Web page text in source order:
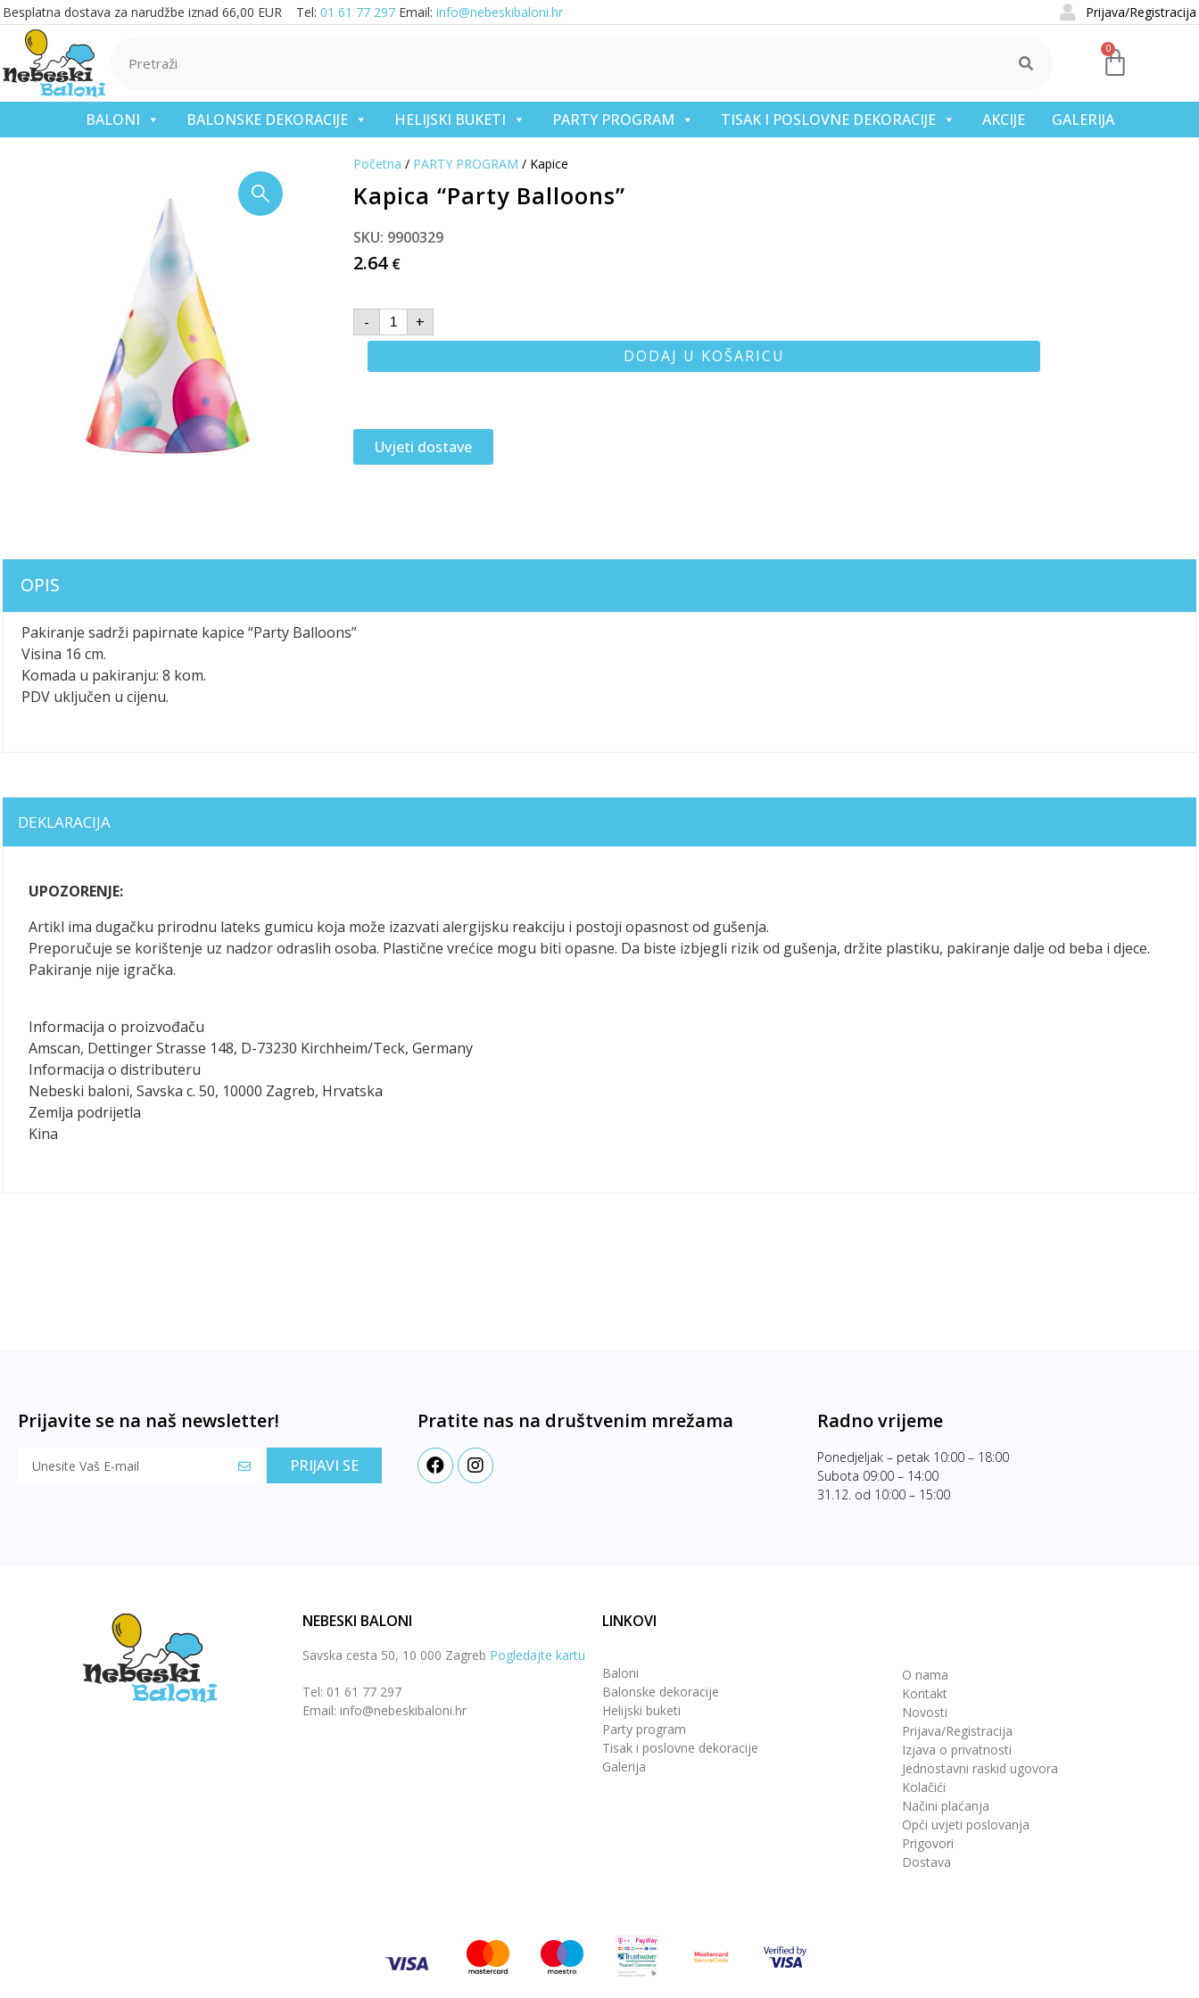
Besplatna dostava za narudžbe iznad 66,00 EUR Tel: 01 61 77 297 Email: info@nebeskibaloni.hr Prijava/Registracija
0
BALONI BALONSKE DEKORACIJE HELIJSKI BUKETI PARTY PROGRAM TISAK I POSLOVNE DEKORACIJE AKCIJE GALERIJA
Početna / PARTY PROGRAM / Kapice
Kapica “Party Balloons”
SKU: 9900329
2.64 €
-
+
DODAJ U KOŠARICU
Uvjeti dostave
OPIS
Pakiranje sadrži papirnate kapice “Party Balloons”
Visina 16 cm.
Komada u pakiranju: 8 kom.
PDV uključen u cijenu.
DEKLARACIJA
UPOZORENJE:
Artikl ima dugačku prirodnu lateks gumicu koja može izazvati alergijsku reakciju i postoji opasnost od gušenja.
Preporučuje se korištenje uz nadzor odraslih osoba. Plastične vrećice mogu biti opasne. Da biste izbjegli rizik od gušenja, držite plastiku, pakiranje dalje od beba i djece.
Pakiranje nije igračka.
Informacija o proizvođaču
Amscan, Dettinger Strasse 148, D-73230 Kirchheim/Teck, Germany
Informacija o distributeru
Nebeski baloni, Savska c. 50, 10000 Zagreb, Hrvatska
Zemlja podrijetla
Kina
Prijavite se na naš newsletter!
PRIJAVI SE
Pratite nas na društvenim mrežama Radno vrijeme
Ponedjeljak – petak 10:00 – 18:00
Subota 09:00 – 14:00
31.12. od 10:00 – 15:00
NEBESKI BALONI
Savska cesta 50, 10 000 Zagreb Pogledajte kartu
Tel: 01 61 77 297
Email: info@nebeskibaloni.hr
LINKOVI
Baloni
Balonske dekoracije
Helijski buketi
Party program
Tisak i poslovne dekoracije
Galerija
O nama
Kontakt
Novosti
Prijava/Registracija
Izjava o privatnosti
Jednostavni raskid ugovora
Kolačići
Načini plaćanja
Opći uvjeti poslovanja
Prigovori
Dostava